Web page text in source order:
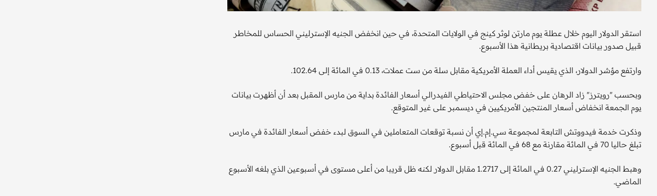
استقر الدولار اليوم خلال عطلة يوم مارتن لوثر كينج في الولايات المتحدة، في حين انخفض الجنيه الإسترليني الحساس للمخاطر
قبيل صدور بيانات اقتصادية بريطانية هذا الأسبوع.
وارتفع مؤشر الدولار، الذي يقيس أداء العملة الأمريكية مقابل سلة من ست عملات، 0.13 في المائة إلى 102.64.
وبحسب "رويترز" زاد الرهان على خفض مجلس الاحتياطي الفيدرالي أسعار الفائدة بداية من مارس المقبل بعد أن أظهرت بيانات
يوم الجمعة انخفاض أسعار المنتجين الأمريكيين في ديسمبر على غير المتوقع.
وذكرت خدمة فيدووتش التابعة لمجموعة سي.إم.إي أن نسبة توقعات المتعاملين في السوق لبدء خفض أسعار الفائدة في مارس
تبلغ حاليا 70 في المائة مقارنة مع 68 في المائة قبل أسبوع.
وهبط الجنيه الإسترليني 0.27 في المائة إلى 1.2717 مقابل الدولار لكنه ظل قريبا من أعلى مستوى في أسبوعين الذي بلغه الأسبوع
الماضي.